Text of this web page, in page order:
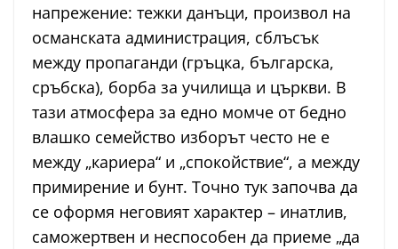
напрежение: тежки данъци, произвол на
османската администрация, сблъсък
между пропаганди (гръцка, българска,
сръбска), борба за училища и църкви. В
тази атмосфера за едно момче от бедно
влашко семейство изборът често не е
между „кариера“ и „спокойствие“, а между
примирение и бунт. Точно тук започва да
се оформя неговият характер – инатлив,
саможертвен и неспособен да приеме „да